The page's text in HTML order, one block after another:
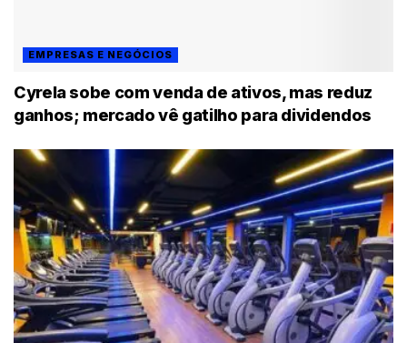
EMPRESAS E NEGÓCIOS
Cyrela sobe com venda de ativos, mas reduz
ganhos; mercado vê gatilho para dividendos